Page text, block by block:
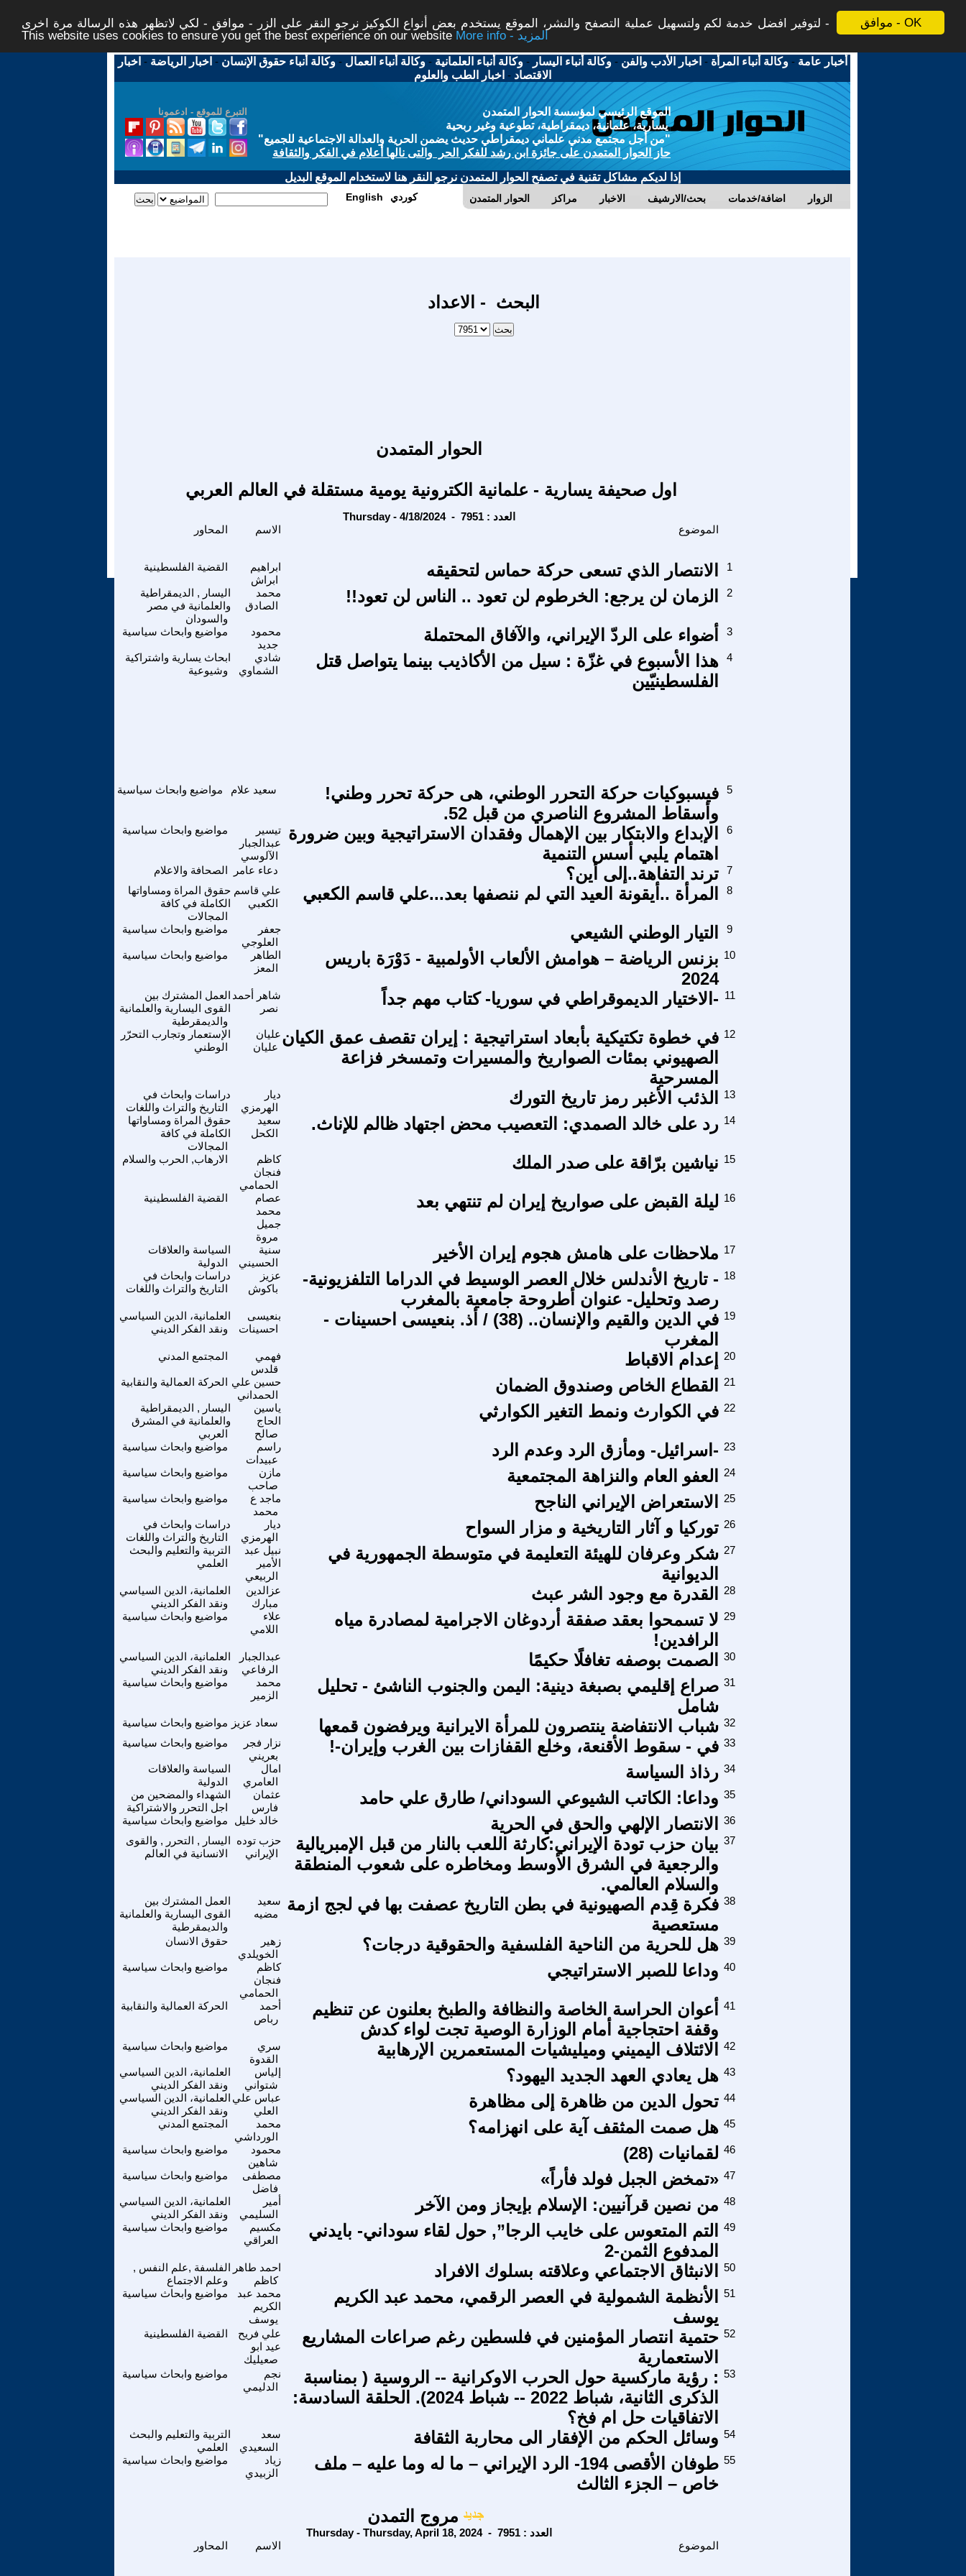
موافق - OK
لتوفير افضل خدمة لكم ولتسهيل عملية التصفح والنشر، الموقع يستخدم بعض أنواع الكوكيز نرجو النقر على الزر - موافق - لكي لاتظهر هذه الرسالة مرة اخرى -
This website uses cookies to ensure you get the best experience on our website
More info - المزيد
أخبار عامة -وكالة أنباء المرأة - اخبار الأدب والفن -وكالة أنباء اليسار -وكالة أنباء العلمانية -وكالة أنباء العمال -وكالة أنباء حقوق الإنسان - اخبار الرياضة - اخبار
الاقتصاد - اخبار الطب والعلوم
التبرع للموقع - ادعمونا
الموقع الرئيسي لمؤسسة الحوار المتمدن
يسارية، علمانية، ديمقراطية، تطوعية وغير ربحية
"من أجل مجتمع مدني علماني ديمقراطي حديث يضمن الحرية والعدالة الاجتماعية للجميع"
حاز الحوار المتمدن على جائزة ابن رشد للفكر الحر والتى نالها أعلام في الفكر والثقافة
إذا لديكم مشاكل تقنية في تصفح الحوار المتمدن نرجو النقر هنا لاستخدام الموقع البديل
الحوار المتمدن مراكز الاخبار بحث/الارشيف اضافة/خدمات الزوار English كوردي
البحث - الاعداد
الحوار المتمدن
اول صحيفة يسارية - علمانية الكترونية يومية مستقلة في العالم العربي
Thursday - 4/18/2024 - العدد : 7951
الاسم الموضوع
القضية الفلسطينية
ابراهيم
ابراش
الانتصار الذي تسعى حركة حماس لتحقيقه 1
اليسار , الديمقراطية
والعلمانية في مصر
والسودان
محمد
الصادق
الزمان لن يرجع: الخرطوم لن تعود .. الناس لن تعود!! 2
مواضيع وابحاث سياسية
محمود
جديد
أضواء على الردّ الإيراني، والآفاق المحتملة 3
ابحاث يسارية واشتراكية
وشيوعية
شادي
الشماوي
هذا الأسبوع في غزّة : سيل من الأكاذيب بينما يتواصل قتل
الفلسطينيّين
4
مواضيع وابحاث سياسية سعيد علام
فيسبوكيات حركة التحرر الوطني، هى حركة تحرر وطني!
وأسقاط المشروع الناصري من قبل 52.
5
مواضيع وابحاث سياسية
تيسير
عبدالجبار
الآلوسي
الإبداع والابتكار بين الإهمال وفقدان الاستراتيجية وبين ضرورة
اهتمام يلبي أسس التنمية
6
الصحافة والاعلام دعاء عامر ترند التفاهة..إلى أين؟
7
حقوق المراة ومساواتها
الكاملة في كافة
المجالات
علي قاسم
الكعبي
المرأة ..أيقونة العيد التي لم ننصفها بعد...علي قاسم الكعبي 8
مواضيع وابحاث سياسية
جعفر
العلوجي
التيار الوطني الشيعي 9
مواضيع وابحاث سياسية
الطاهر
المعز
بزنس الرياضة – هوامش الألعاب الأولمبية - دَوْرَة باريس
2024
10
العمل المشترك بين
القوى اليسارية والعلمانية
والديمقرطية
شاهر أحمد
نصر
-الاختيار الديموقراطي في سوريا- كتاب مهم جداً 11
الإستعمار وتجارب التحرّر
الوطني
عليان
عليان في خطوة تكتيكية بأبعاد استراتيجية : إيران تقصف عمق الكيان
الصهيوني بمئات الصواريخ والمسيرات وتمسخر فزاعة
المسرحية
12
دراسات وابحاث في
التاريخ والتراث واللغات
ديار
الهرمزي
الذئب الأغبر رمز تاريخ التورك 13
حقوق المراة ومساواتها
الكاملة في كافة
المجالات
سعيد
الكحل
رد على خالد الصمدي: التعصيب محض اجتهاد ظالم للإناث. 14
الارهاب, الحرب والسلام
كاظم
فنجان
الحمامي
نياشين برّاقة على صدر الملك 15
القضية الفلسطينية
عصام
محمد
جميل
مروة
ليلة القبض على صواريخ إيران لم تنتهي بعد 16
السياسة والعلاقات
الدولية
سنية
الحسيني
ملاحظات على هامش هجوم إيران الأخير 17
دراسات وابحاث في
التاريخ والتراث واللغات
عزيز
باكوش
- تاريخ الأندلس خلال العصر الوسيط في الدراما التلفزيونية-
رصد وتحليل- عنوان أطروحة جامعية بالمغرب
18
العلمانية، الدين السياسي
ونقد الفكر الديني
بنعيسى
احسينات
في الدين والقيم والإنسان.. (38) / أذ. بنعيسى احسينات -
المغرب
19
المجتمع المدني
فهمي
قلدس
إعدام الاقباط 20
الحركة العمالية والنقابية حسين علي
الحمداني
القطاع الخاص وصندوق الضمان 21
اليسار , الديمقراطية
والعلمانية في المشرق
العربي
ياسين
الحاج
صالح
في الكوارث ونمط التغير الكوارثي 22
مواضيع وابحاث سياسية
راسم
عبيدات
-اسرائيل- ومأزق الرد وعدم الرد 23
مواضيع وابحاث سياسية
مازن
صاحب
العفو العام والنزاهة المجتمعية 24
مواضيع وابحاث سياسية
ماجد ع
محمد
الاستعراض الإيراني الناجح 25
دراسات وابحاث في
التاريخ والتراث واللغات
ديار
الهرمزي
توركيا و آثار التاريخية و مزار السواح 26
التربية والتعليم والبحث
العلمي
نبيل عبد
الأمير
الربيعي
شكر وعرفان للهيئة التعليمة في متوسطة الجمهورية في
الديوانية
27
العلمانية، الدين السياسي
ونقد الفكر الديني
عزالدين
مبارك
القدرة مع وجود الشر عبث 28
مواضيع وابحاث سياسية
علاء
اللامي
لا تسمحوا بعقد صفقة أردوغان الاجرامية لمصادرة مياه
الرافدين!
29
العلمانية، الدين السياسي
ونقد الفكر الديني
عبدالجبار
الرفاعي
الصمت بوصفه تغافلًا حكيمًا 30
مواضيع وابحاث سياسية
محمد
الزمير
صراع إقليمي بصبغة دينية: اليمن والجنوب الناشئ - تحليل
شامل
31
مواضيع وابحاث سياسية سعاد عزيز شباب الانتفاضة ينتصرون للمرأة الايرانية ويرفضون قمعها 32
مواضيع وابحاث سياسية
نزار فجر
بعريني
في - سقوط الأقنعة، وخلع القفازات بين الغرب وإيران-! 33
السياسة والعلاقات
الدولية
امال
العامري
رذاذ السياسة 34
الشهداء والمضحين من
اجل التحرر والاشتراكية
عثمان
فارس
وداعا: الكاتب الشيوعي السوداني/ طارق علي حامد 35
مواضيع وابحاث سياسية خالد خليل الانتصار الإلهي والحق في الحرية
36
اليسار , التحرر , والقوى
الانسانية في العالم
حزب توده
الإيراني
بيان حزب تودة الإيراني:كارثة اللعب بالنار من قبل الإمبريالية
والرجعية في الشرق الأوسط ومخاطره على شعوب المنطقة
والسلام العالمي.
37
العمل المشترك بين
القوى اليسارية والعلمانية
والديمقرطية
سعيد
مضيه
فكرة قِدم الصهيونية في بطن التاريخ عصفت بها في لجج ازمة
مستعصية
38
حقوق الانسان
زهير
الخويلدي
هل للحرية من الناحية الفلسفية والحقوقية درجات؟ 39
مواضيع وابحاث سياسية
كاظم
فنجان
الحمامي
وداعا للصبر الاستراتيجي 40
الحركة العمالية والنقابية
أحمد
رباص
أعوان الحراسة الخاصة والنظافة والطبخ بعلنون عن تنظيم
وقفة احتجاجية أمام الوزارة الوصية تجت لواء كدش
41
مواضيع وابحاث سياسية
سري
القدوة
الائتلاف اليميني وميليشيات المستعمرين الإرهابية 42
العلمانية، الدين السياسي
ونقد الفكر الديني
إلياس
شتواني
هل يعادي العهد الجديد اليهود؟ 43
العلمانية، الدين السياسي
ونقد الفكر الديني
عباس علي
العلي
تحول الدين من ظاهرة إلى مظاهرة 44
المجتمع المدني
محمد
الورداشي
هل صمت المثقف آية على انهزامه؟ 45
مواضيع وابحاث سياسية
محمود
شاهين
لقمانيات (28) 46
مواضيع وابحاث سياسية
مصطفى
فاضل
«تمخض الجبل فولد فأراً» 47
العلمانية، الدين السياسي
ونقد الفكر الديني
أمير
السليمي
من نصين قرآنيين: الإسلام بإيجاز ومن الآخر 48
مواضيع وابحاث سياسية
مكسيم
العراقي
التم المتعوس على خايب الرجا”, حول لقاء سوداني- بايدني
المدفوع الثمن-2
49
الفلسفة ,علم النفس ,
وعلم الاجتماع
احمد طاهر
كاظم
الانبثاق الاجتماعي وعلاقته بسلوك الافراد 50
مواضيع وابحاث سياسية
محمد عبد
الكريم
يوسف
الأنظمة الشمولية في العصر الرقمي، محمد عبد الكريم
يوسف
51
القضية الفلسطينية
علي فريح
عيد ابو
صعيليك
حتمية انتصار المؤمنين في فلسطين رغم صراعات المشاريع
الاستعمارية
52
مواضيع وابحاث سياسية
نجم
الدليمي
: رؤية ماركسية حول الحرب الاوكرانية -- الروسية ( بمناسبة
الذكرى الثانية، شباط 2022 -- شباط 2024). الحلقة السادسة:
الاتفاقيات حل ام فخ؟
53
التربية والتعليم والبحث
العلمي
سعد
السعيدي
وسائل الحكم من الإفقار الى محاربة الثقافة 54
مواضيع وابحاث سياسية
زياد
الزبيدي
طوفان الأقصى 194- الرد الإيراني – ما له وما عليه – ملف
خاص – الجزء الثالث
55
مروج التمدن
Thursday - Thursday, April 18, 2024 - العدد : 7951
الاسم الموضوع